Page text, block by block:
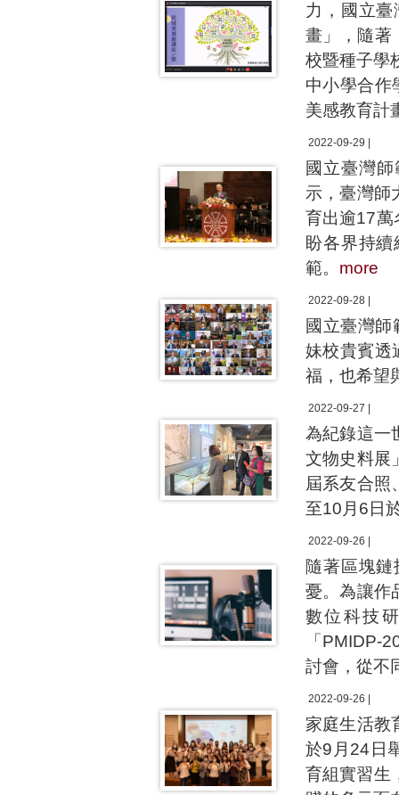
力，國立
畫」，隨著
校暨種子學
中小學合作
美感教育計
2022-09-29 |
國立臺灣
示，臺灣師
育出逾17萬
盼各界持
範。 more
2022-09-28 |
國立臺灣
妹校貴賓透
福，也希望
2022-09-27 |
為紀錄這一
文物史料展
屆系友合照
至10月6日
2022-09-26 |
隨著區塊
憂。為讓作
數位科技
「PMIDP-
討會，從不
2022-09-26 |
家庭生活教
於9月24日
育組實習生